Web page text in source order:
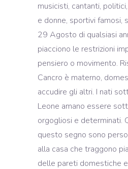
musicisti, cantanti,
e donne, sportivi famosi,
29 Agosto di qualsiasi
piacciono le restrizioni
pensiero o movimento.
Cancro è materno,
accudire gli altri. I nati
Leone amano essere
orgogliosi e determinati.
questo segno sono
alla casa che traggono
delle pareti domestiche